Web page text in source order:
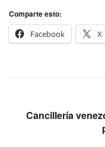
Comparte esto:
Facebook
X
Cancillería